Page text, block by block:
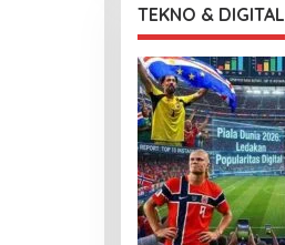
TEKNO & DIGITAL